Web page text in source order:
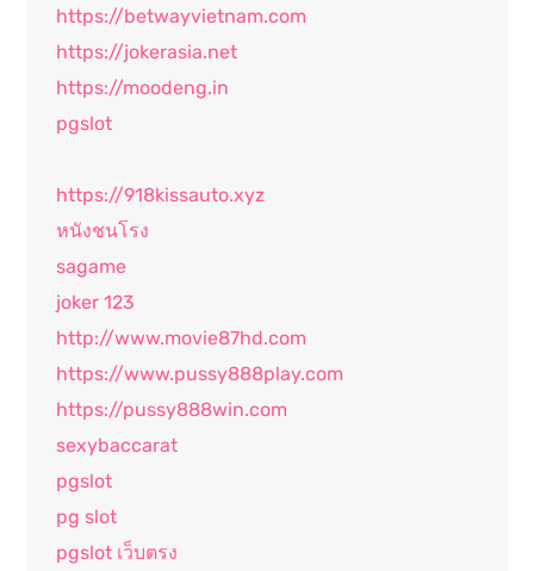
https://betwayvietnam.com
https://jokerasia.net
https://moodeng.in
pgslot
https://918kissauto.xyz
หนังชนโรง
sagame
joker 123
http://www.movie87hd.com
https://www.pussy888play.com
https://pussy888win.com
sexybaccarat
pgslot
pg slot
pgslot เว็บตรง